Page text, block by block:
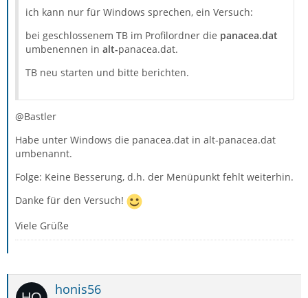
ich kann nur für Windows sprechen, ein Versuch:
bei geschlossenem TB im Profilordner die panacea.dat
umbenennen in alt-panacea.dat.
TB neu starten und bitte berichten.
@Bastler
Habe unter Windows die panacea.dat in alt-panacea.dat
umbenannt.
Folge: Keine Besserung, d.h. der Menüpunkt fehlt weiterhin.
Danke für den Versuch!
Viele Grüße
honis56